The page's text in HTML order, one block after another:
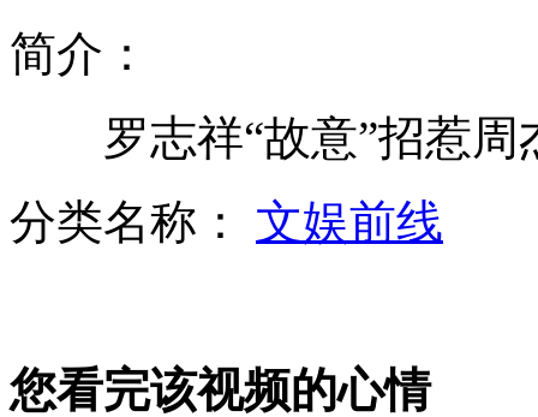
吴奇隆宣传现场"求婚"马苏
盘点明星们那些跑龙套的日子
简介：
罗志祥“故意”招惹周
分类名称： 文娱前线
您看完该视频的心情